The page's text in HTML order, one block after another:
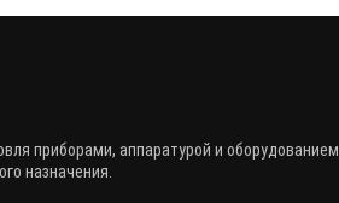
приборами, аппаратурой и оборудованием
назначения.